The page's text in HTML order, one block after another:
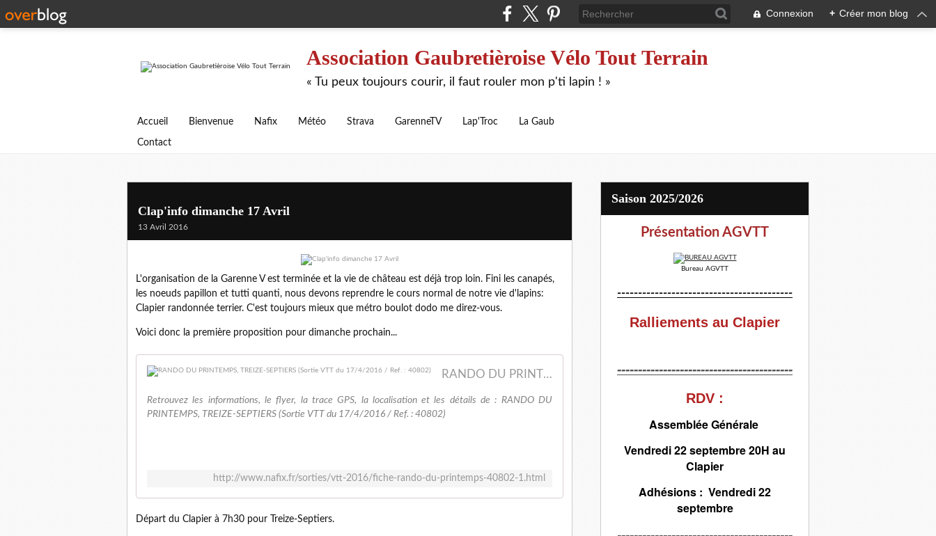
Connexion + Créer mon blog
Association Gaubretièroise Vélo Tout Terrain
« Tu peux toujours courir, il faut rouler mon p'ti lapin ! »
Accueil Bienvenue Nafix Météo Strava GarenneTV Lap'Troc La Gaub
Contact
Clap'info dimanche 17 Avril
13 Avril 2016
L'organisation de la Garenne V est terminée et la vie de château est déjà trop loin. Fini les canapés,
les noeuds papillon et tutti quanti, nous devons reprendre le cours normal de notre vie d'lapins:
Clapier randonnée terrier. C'est toujours mieux que métro boulot dodo me direz-vous.
Voici donc la première proposition pour dimanche prochain...
RANDO DU PRINTEMPS, TREIZE-SEPTIERS (Sortie VTT du 17/4/2016 / Ref. : 40802)
Retrouvez les informations, le flyer, la trace GPS, la localisation et les détails de : RANDO DU
PRINTEMPS, TREIZE-SEPTIERS (Sortie VTT du 17/4/2016 / Ref. : 40802)
http://www.nafix.fr/sorties/vtt-2016/fiche-rando-du-printemps-40802-1.html
Départ du Clapier à 7h30 pour Treize-Septiers.
Saison 2025/2026
Présentation AGVTT
Bureau AGVTT
------------------------------------------
Ralliements au Clapier
------------------------------------------
RDV :
Assemblée Générale
Vendredi 22 septembre 20H au
Clapier
Adhésions : Vendredi 22
septembre